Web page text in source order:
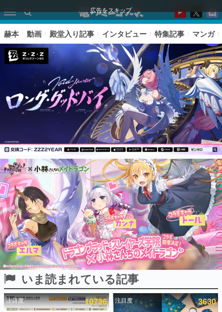
広告をスキップ
ピックアップ
電ファミのいま読まれている記事ランキング
アプリセール情報
インタビュー
連載・特集一覧
殿堂入り記事
SNS拡散数が数千以上！ ページビュー数万以上！ などな
ど。多くの人々に読まれた、電ファミ渾身の“殿堂入り”記
事をまとめました。
赫本 動画 殿堂入り記事 インタビュー 特集記事 マンガ
いま読まれている記事
注目度 10736 注目度 3630